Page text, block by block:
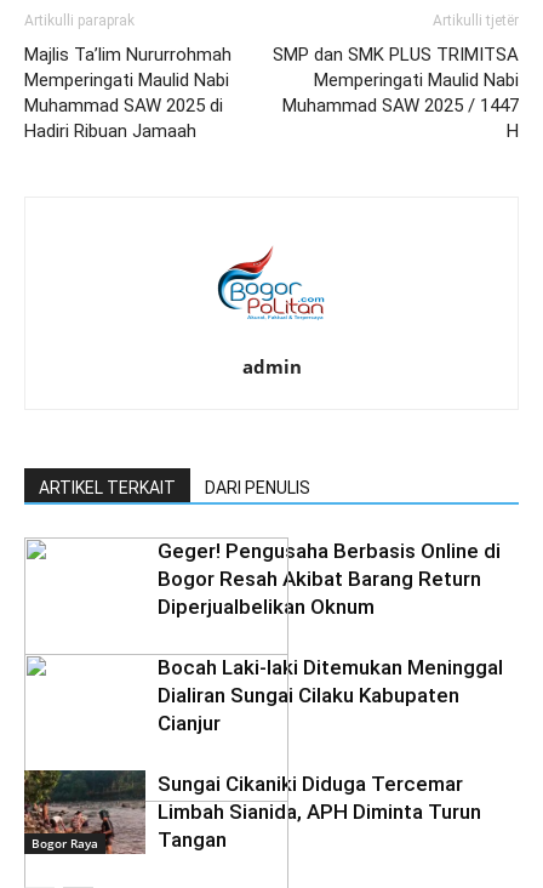
Artikulli paraprak
Majlis Ta’lim Nururrohmah
Memperingati Maulid Nabi
Muhammad SAW 2025 di
Hadiri Ribuan Jamaah
Artikulli tjetër
SMP dan SMK PLUS TRIMITSA
Memperingati Maulid Nabi
Muhammad SAW 2025 / 1447
H
admin
ARTIKEL TERKAIT DARI PENULIS
Bogor Raya
Geger! Pengusaha Berbasis Online di
Bogor Resah Akibat Barang Return
Diperjualbelikan Oknum
Bocah Laki-laki Ditemukan Meninggal
Dialiran Sungai Cilaku Kabupaten
Cianjur
Bogor Raya
Sungai Cikaniki Diduga Tercemar
Limbah Sianida, APH Diminta Turun
Tangan